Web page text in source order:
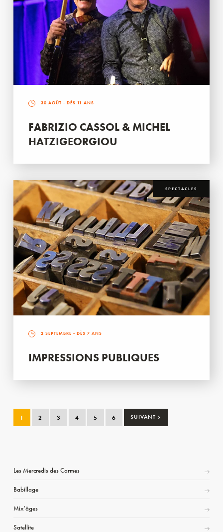
30 AOÛT - DÈS 11 ANS
FABRIZIO CASSOL & MICHEL
HATZIGEORGIOU
SPECTACLES
2 SEPTEMBRE - DÈS 7 ANS
IMPRESSIONS PUBLIQUES
1 2 3 4 5 6 SUIVANT ›
Les Mercredis des Carmes
Babillage
Mix’âges
Satellite